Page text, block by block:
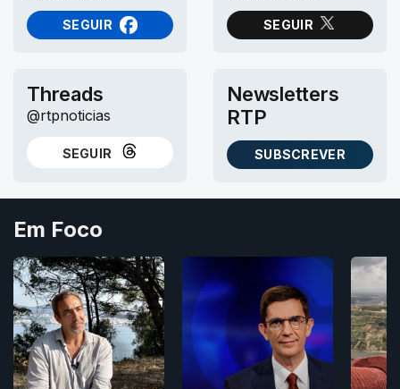
SEGUIR
NO FACEBOOK
SEGUIR
NO X (TWITTER)
Threads
@rtpnoticias
SEGUIR
NO THREADS
Newsletters
RTP
SUBSCREVER
AS NEWSLETTERS RTP
Em Foco